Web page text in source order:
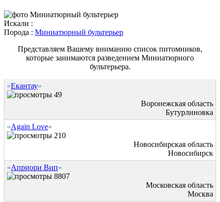
Искали :
Порода : Миниатюрный бультерьер
Представляем Вашему вниманию список питомников,
которые занимаются разведением Миниатюрного
бультерьера.
«Екантау»
49
Воронежская область
Бутурлиновка
«Again Love»
210
Новосибирская область
Новосибирск
«Априори Вип»
8807
Московская область
Москва